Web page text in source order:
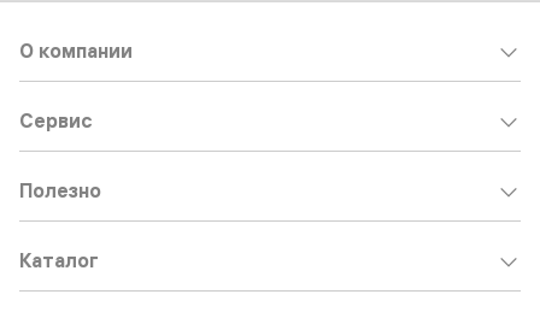
О компании
Сервис
Полезно
Каталог